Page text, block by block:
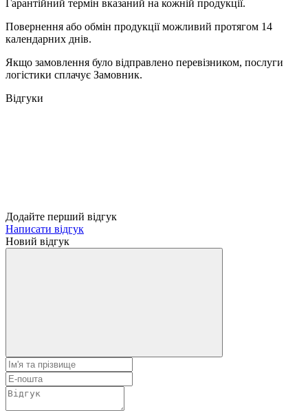
Гарантійний термін вказаний на кожній продукції.
Повернення або обмін продукції можливий протягом 14
календарних днів.
Якщо замовлення було відправлено перевізником, послуги
логістики сплачує Замовник.
Відгуки
Додайте перший відгук
Написати відгук
Новий відгук